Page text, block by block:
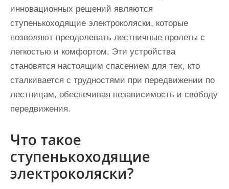
инновационных решений являются
ступенькоходящие электроколяски, которые
позволяют преодолевать лестничные пролеты с
легкостью и комфортом. Эти устройства
становятся настоящим спасением для тех, кто
сталкивается с трудностями при передвижении по
лестницам, обеспечивая независимость и свободу
передвижения.
Что такое
ступенькоходящие
электроколяски?